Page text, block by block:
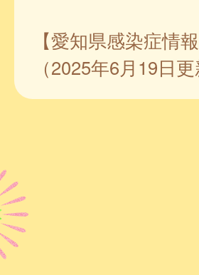
【愛知県感染症情
（2025年6月19日更